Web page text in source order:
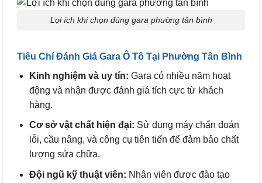
Lợi ích khi chọn đúng gara phường tân bình
Tiêu Chí Đánh Giá Gara Ô Tô Tại Phường Tân Bình
Kinh nghiệm và uy tín: Gara có nhiều năm hoạt
động và nhận được đánh giá tích cực từ khách
hàng.
Cơ sở vật chất hiện đại: Sử dụng máy chẩn đoán
lỗi, cầu nâng, và công cụ tiên tiến để đảm bảo chất
lượng sửa chữa.
Đội ngũ kỹ thuật viên: Nhân viên được đào tạo